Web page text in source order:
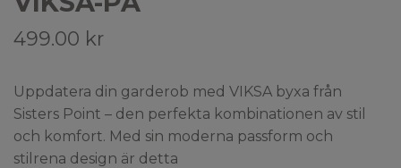
499.00 kr
Uppdatera din garderob med VIKSA byxa från
Sisters Point – den perfekta kombinationen av stil
och komfort. Med sin moderna passform och
stilrena design är detta